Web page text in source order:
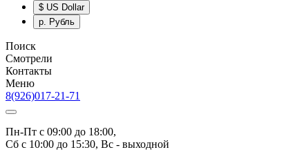
$ US Dollar
р. Рубль
Поиск
Смотрели
Контакты
Меню
8(926)017-21-71
Пн-Пт с 09:00 до 18:00,
Сб с 10:00 до 15:30, Вс - выходной